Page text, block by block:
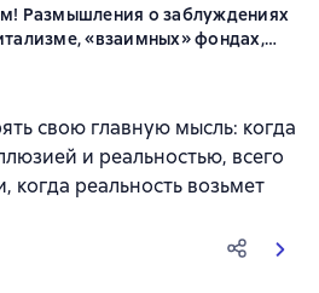
Размышления о заблуждениях
«взаимных» фондах,
идеализме и героях
4,2 на основе 80 оценок
свою главную мысль: когда
и реальностью, всего
реальность возьмет